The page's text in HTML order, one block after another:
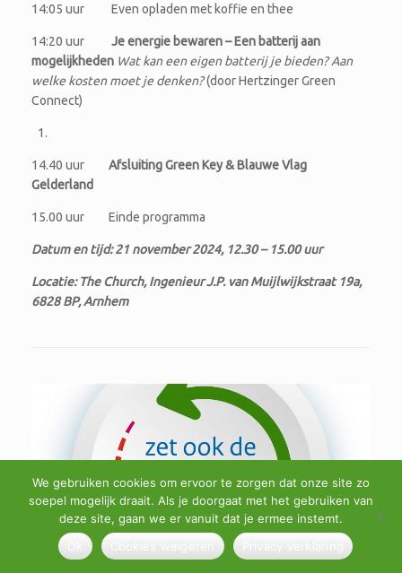
14:05 uur Even opladen met koffie en thee
14:20 uur Je energie bewaren – Een batterij aan
mogelijkheden Wat kan een eigen batterij je bieden? Aan
welke kosten moet je denken?(door Hertzinger Green
Connect)
14.40 uur Afsluiting Green Key & Blauwe Vlag
Gelderland
15.00 uur Einde programma
Datum en tijd: 21 november 2024, 12.30 – 15.00 uur
Locatie: The Church, Ingenieur J.P. van Muijlwijkstraat 19a,
6828 BP, Arnhem
We gebruiken cookies om ervoor te zorgen dat onze site zo
soepel mogelijk draait. Als je doorgaat met het gebruiken van
deze site, gaan we er vanuit dat je ermee instemt.